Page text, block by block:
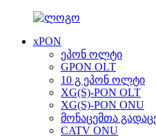
xPON
ეპონ ოლტი
GPON OLT
10 გ ეპონ ოლტი
XG(S)-PON OLT
XG(S)-PON ONU
მონაცემთა
CATV ONU